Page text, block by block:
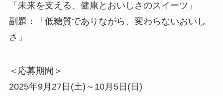
「未来を支える、健康とおいしさのスイーツ」
副題：「低糖質でありながら、変わらないおいし
さ」
＜応募期間＞
2025年9月27日(土)～10月5日(日)